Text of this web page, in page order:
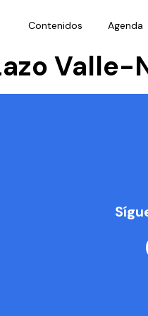
Contenidos Agenda
Valle-